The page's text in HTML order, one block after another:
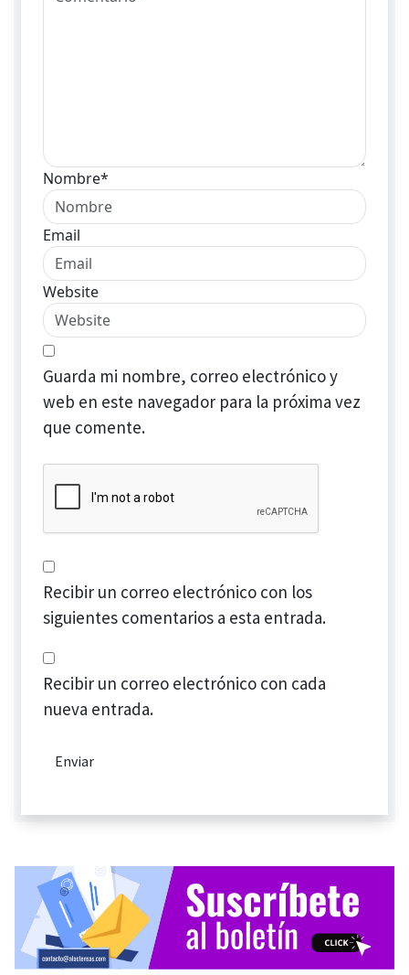
Nombre*
Email
Website
Guarda mi nombre, correo electrónico y
web en este navegador para la próxima vez
que comente.
Recibir un correo electrónico con los
siguientes comentarios a esta entrada.
Recibir un correo electrónico con cada
nueva entrada.